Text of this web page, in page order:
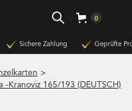
0
Sichere Zahlung Geprüfte
>
-Kranoviz 165/193 (DEUTSCH)